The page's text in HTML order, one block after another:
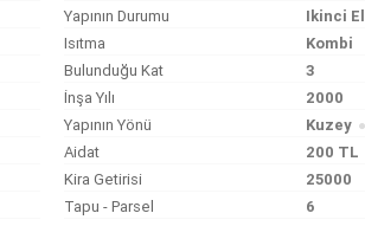
Yapının Durumu
Ikinci El
Isıtma
Kombi
Bulunduğu Kat
3
İnşa Yılı
2000
Yapının Yönü Kuzey
Aidat
200 TL
Kira Getirisi
25000
Tapu - Parsel
6